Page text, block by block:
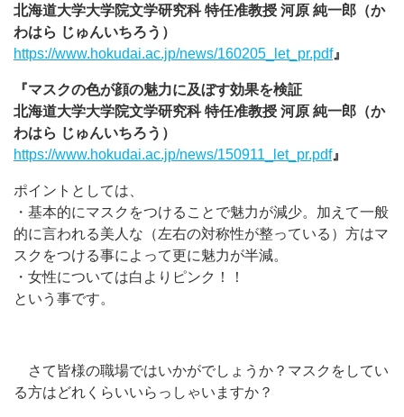
北海道大学大学院文学研究科 特任准教授 河原 純一郎（か
わはら じゅんいちろう）
https://www.hokudai.ac.jp/news/160205_let_pr.pdf』
『マスクの色が顔の魅力に及ぼす効果を検証
北海道大学大学院文学研究科 特任准教授 河原 純一郎（か
わはら じゅんいちろう）
https://www.hokudai.ac.jp/news/150911_let_pr.pdf』
ポイントとしては、
・基本的にマスクをつけることで魅力が減少。加えて一般
的に言われる美人な（左右の対称性が整っている）方はマ
スクをつける事によって更に魅力が半減。
・女性については白よりピンク！！
という事です。
さて皆様の職場ではいかがでしょうか？マスクをしてい
る方はどれくらいいらっしゃいますか？